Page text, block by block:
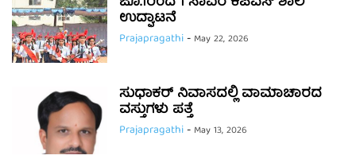
ಉದ್ಘಾಟನೆ
Prajapragathi- May 22, 2026
ಸುಧಾಕರ್ ನಿವಾಸದಲ್ಲಿ ವಾಮಾಚಾರದ
ವಸ್ತುಗಳು ಪತ್ತೆ
Prajapragathi- May 13, 2026